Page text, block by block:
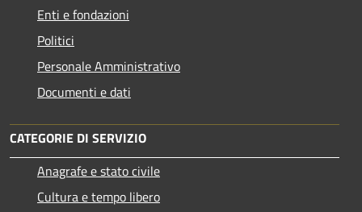
Enti e fondazioni
Politici
Personale Amministrativo
Documenti e dati
CATEGORIE DI SERVIZIO
Anagrafe e stato civile
Cultura e tempo libero